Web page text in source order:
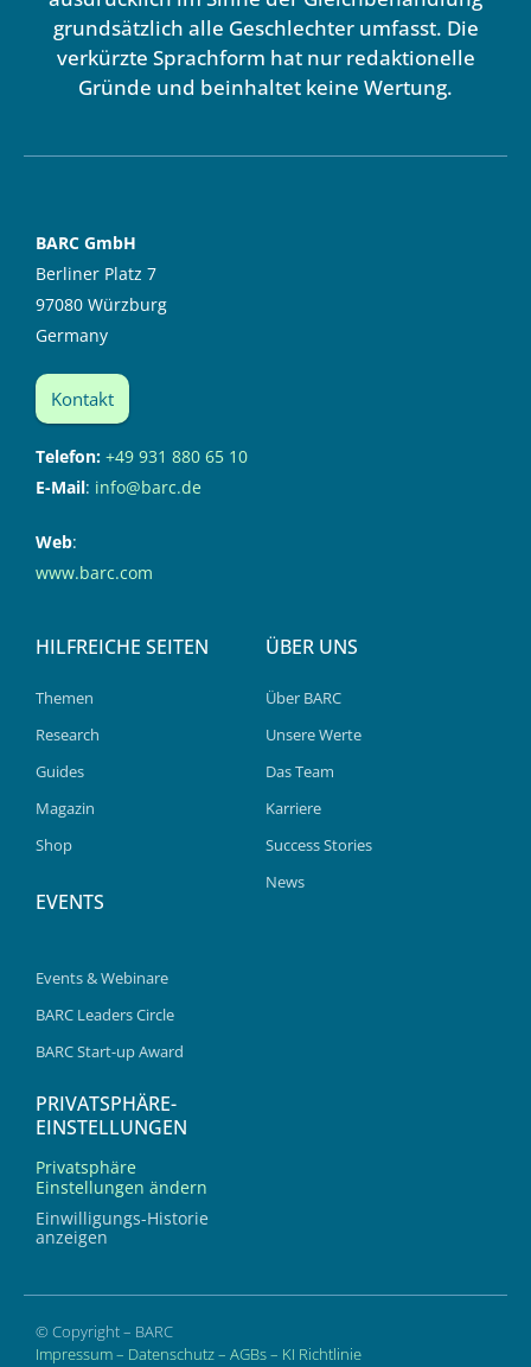
grundsätzlich alle Geschlechter umfasst. Die
verkürzte Sprachform hat nur redaktionelle
Gründe und beinhaltet keine Wertung.
BARC GmbH
Berliner Platz 7
97080 Würzburg
Germany
Kontakt
Telefon: +49 931 880 65 10
E-Mail: info@barc.de
Web:
www.barc.com
HILFREICHE SEITEN
Themen
Research
Guides
Magazin
Shop
EVENTS
Events & Webinare
BARC Leaders Circle
BARC Start-up Award
ÜBER UNS
Über BARC
Unsere Werte
Das Team
Karriere
Success Stories
News
PRIVATSPHÄRE-
EINSTELLUNGEN
Privatsphäre
Einstellungen ändern
Einwilligungs-Historie
anzeigen
© Copyright – BARC
Impressum– Datenschutz– AGBs– KI Richtlinie